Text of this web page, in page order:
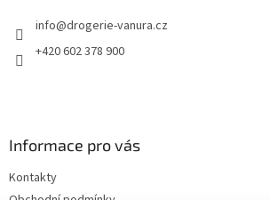
info@drogerie-vanura.cz
+420 602 378 900
Informace pro vás
Kontakty